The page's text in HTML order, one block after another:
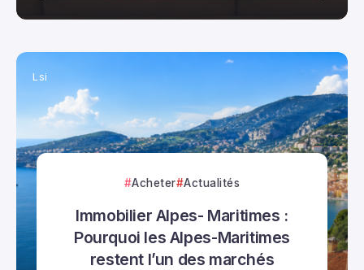
Lsi
Acheter Actualités
Immobilier Alpes- Maritimes :
Pourquoi les Alpes-Maritimes
restent l’un des marchés